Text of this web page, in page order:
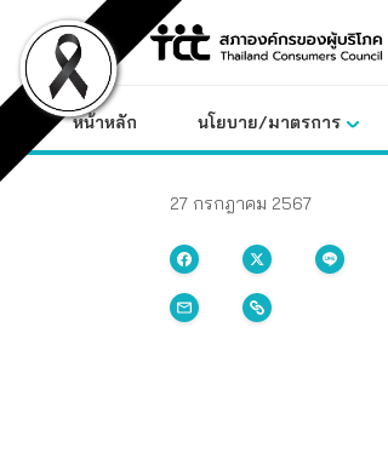
content
หน้าหลัก นโยบาย/มาตรการ
27 กรกฎาคม 2567